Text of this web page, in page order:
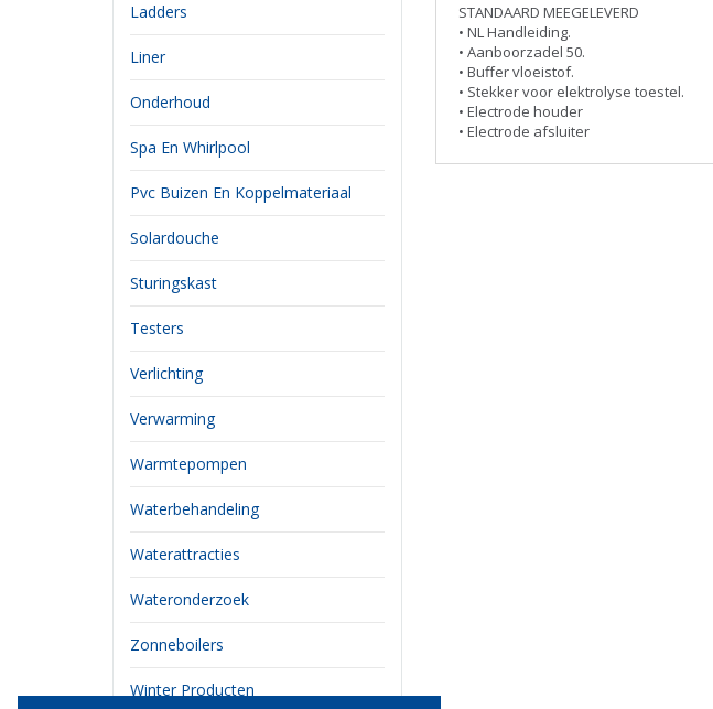
Ladders
Liner
Onderhoud
Spa En Whirlpool
Pvc Buizen En Koppelmateriaal
Solardouche
Sturingskast
Testers
Verlichting
Verwarming
Warmtepompen
Waterbehandeling
Waterattracties
Wateronderzoek
Zonneboilers
Winter Producten
STANDAARD MEEGELEVERD
• NL Handleiding.
• Aanboorzadel 50.
• Buffer vloeistof.
• Stekker voor elektrolyse toestel.
• Electrode houder
• Electrode afsluiter